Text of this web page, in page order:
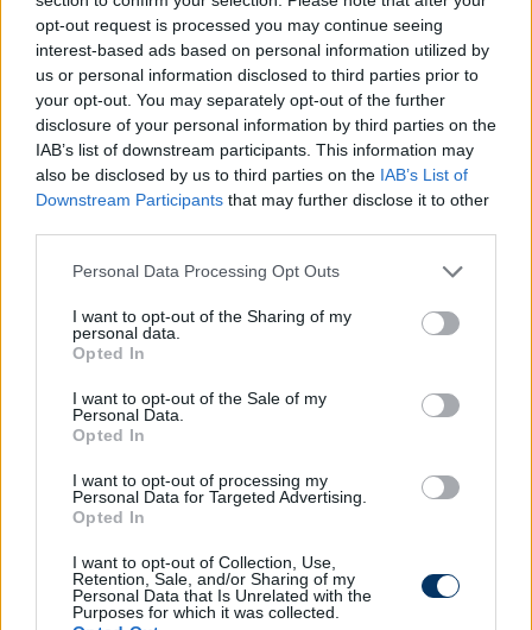
opt-out request is processed you may continue seeing
interest-based ads based on personal information utilized by
us or personal information disclosed to third parties prior to
your opt-out. You may separately opt-out of the further
disclosure of your personal information by third parties on the
IAB’s list of downstream participants. This information may
also be disclosed by us to third parties on the IAB’s List of
Downstream Participants that may further disclose it to other
Please note that this website/app uses one or more Google
not limited to your visit or usage behaviour. You may click to
grant or deny consent to Google and its third-party tags to
use your data for below specified purposes in below Google
consent section.
Personal Data Processing Opt Outs
I want to opt-out of the Sharing of my
personal data.
Opted In
I want to opt-out of the Sale of my
Personal Data.
Opted In
I want to opt-out of processing my
Personal Data for Targeted Advertising.
Opted In
I want to opt-out of Collection, Use,
Retention, Sale, and/or Sharing of my
Personal Data that Is Unrelated with the
Purposes for which it was collected.